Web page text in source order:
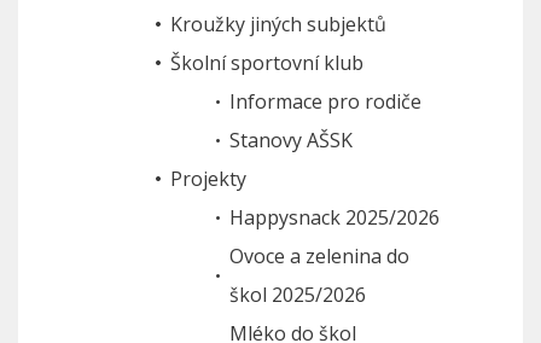
Kroužky jiných subjektů
Školní sportovní klub
Informace pro rodiče
Stanovy AŠSK
Projekty
Happysnack 2025/2026
Ovoce a zelenina do
škol 2025/2026
Mléko do škol